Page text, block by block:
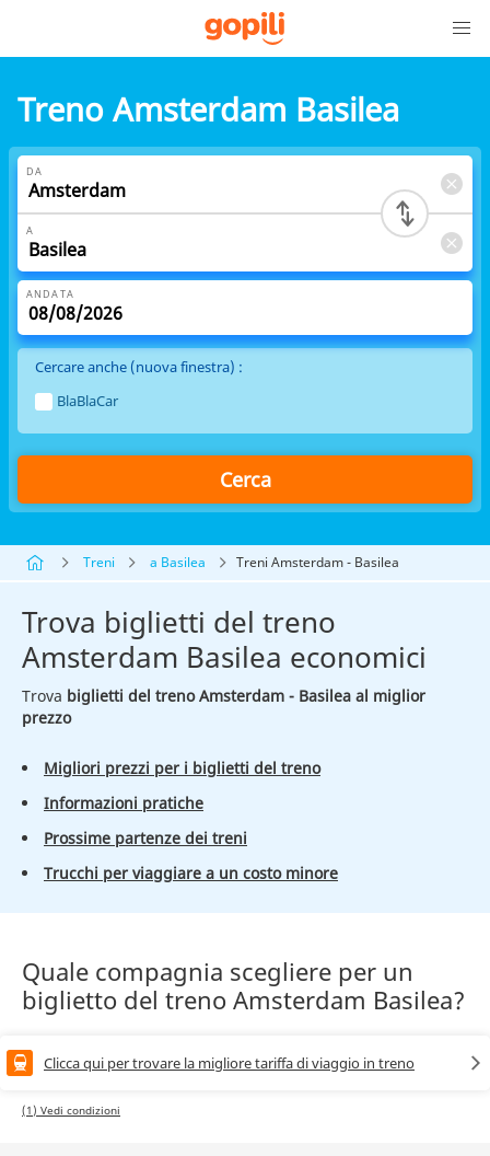
Treno Amsterdam Basilea
DA
A
ANDATA
Cercare anche (nuova finestra) :
BlaBlaCar
Cerca
Treni a Basilea Treni Amsterdam - Basilea
Trova biglietti del treno
Amsterdam Basilea economici
Trova biglietti del treno Amsterdam - Basilea al miglior
prezzo
Migliori prezzi per i biglietti del treno
Informazioni pratiche
Prossime partenze dei treni
Trucchi per viaggiare a un costo minore
Quale compagnia scegliere per un
biglietto del treno Amsterdam Basilea?
Clicca qui per trovare la migliore tariffa di viaggio in treno
(1) Vedi condizioni